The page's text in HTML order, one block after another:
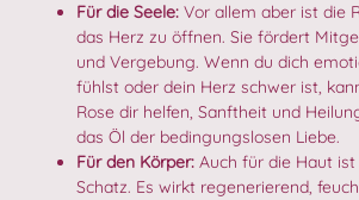
Für die Seele: Vor allem aber ist die
das Herz zu öffnen. Sie fördert
und Vergebung. Wenn du dich
fühlst oder dein Herz schwer ist,
Rose dir helfen, Sanftheit und
das Öl der bedingungslosen Liebe.
Für den Körper: Auch für die Haut
Schatz. Es wirkt regenerierend,